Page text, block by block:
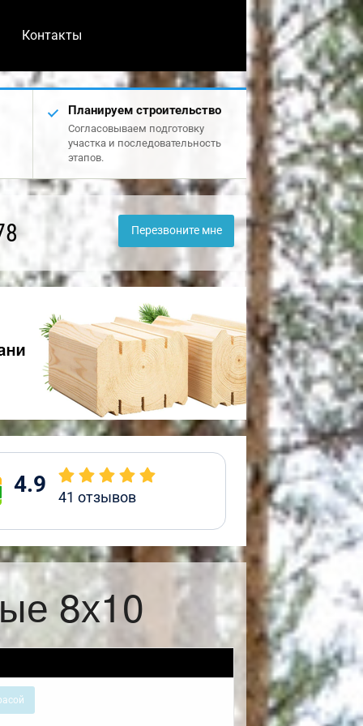
Контакты
Планируем строительство
Согласовываем подготовку
участка и последовательность
этапов.
Перезвоните мне
4.9 41 отзывов
8х10